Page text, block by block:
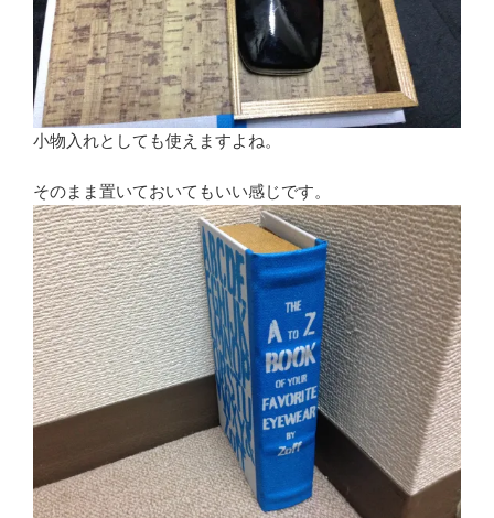
小物入れとしても使えますよね。
そのまま置いておいてもいい感じです。